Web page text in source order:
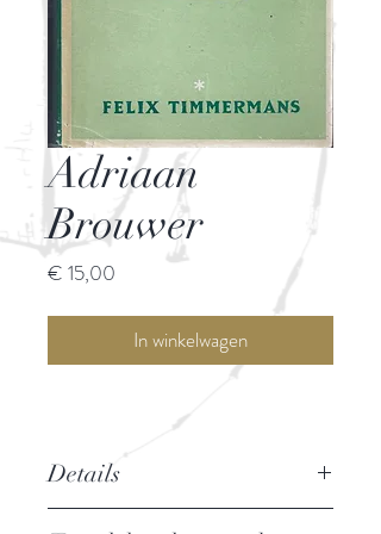
Adriaan
Brouwer
€ 15,00
In winkelwagen
Details